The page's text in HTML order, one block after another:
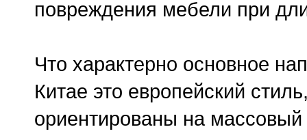
повреждения мебели при
Что характерно основное
Китае это европейский
ориентированы на массовый